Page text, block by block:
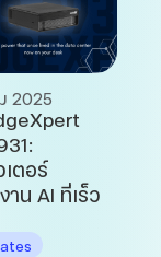
2025
ตอร์
าน AI ที่เร็ว